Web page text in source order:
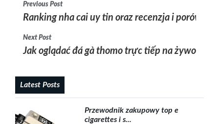
Previous Post
Ranking nha cai uy tin oraz recenzja i
Next Post
Jak oglądać đá gà thomo trực tiếp na żywo i
Latest Posts
Przewodnik zakupowy top e
cigarettes i s...